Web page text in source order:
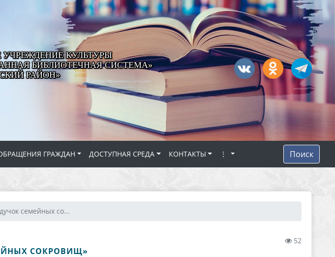
КУЛЬТУРЫ
БИБЛИОТЕЧНАЯ СИСТЕМА»
РАЙОН»
ГРАЖДАН ДОСТУПНАЯ СРЕДА КОНТАКТЫ ⋮ Поиск
семейных со...
52
СОКРОВИЩ»